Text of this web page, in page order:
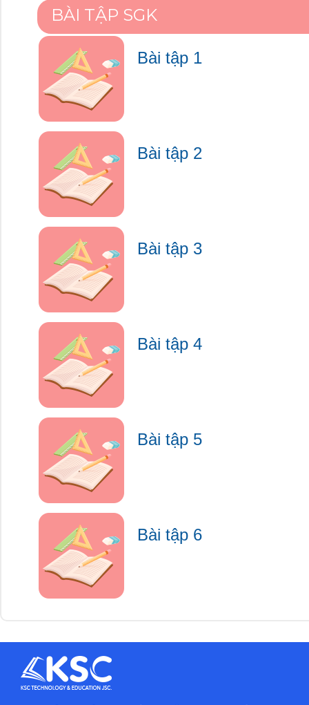
BÀI TẬP SGK
Bài tập 1
Bài tập 2
Bài tập 3
Bài tập 4
Bài tập 5
Bài tập 6